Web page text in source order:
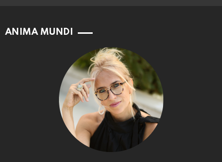
ANIMA MUNDI